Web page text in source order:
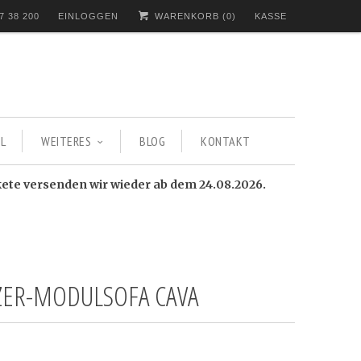
38 200 EINLOGGEN WARENKORB (0) KASSE
WEITERES BLOG KONTAKT
versenden wir wieder ab dem 24.08.2026.
MODULSOFA CAVA